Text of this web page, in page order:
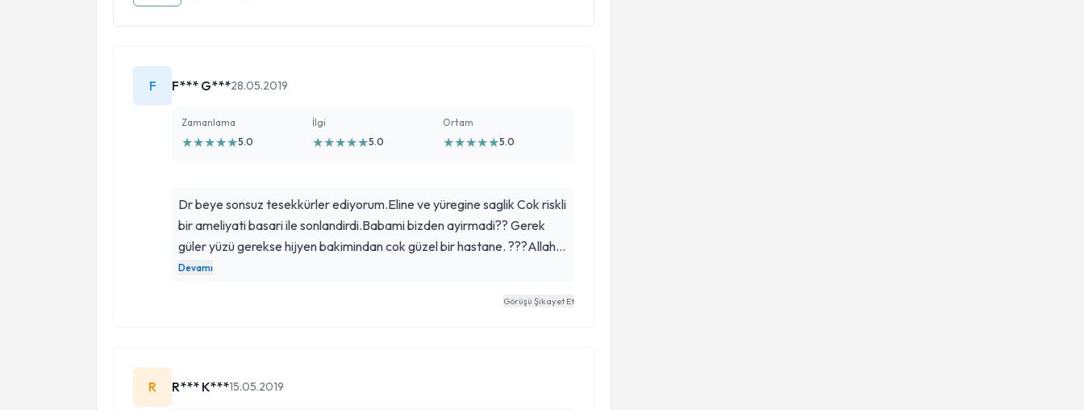
F F*** G***28.05.2019
Zamanlama
★★★★★5.0
İlgi
★★★★★5.0
Ortam
★★★★★5.0
Dr beye sonsuz tesekkürler ediyorum.Eline ve yüregine saglik Cok riskli
bir ameliyati basari ile sonlandirdi.Babami bizden ayirmadi?? Gerek
güler yüzü gerekse hijyen bakimindan cok güzel bir hastane. ???Allah
sizin gibi Dr lari basimizdan eksik etmesin
Devamı
Görüşü Şikayet Et
R R*** K***15.05.2019